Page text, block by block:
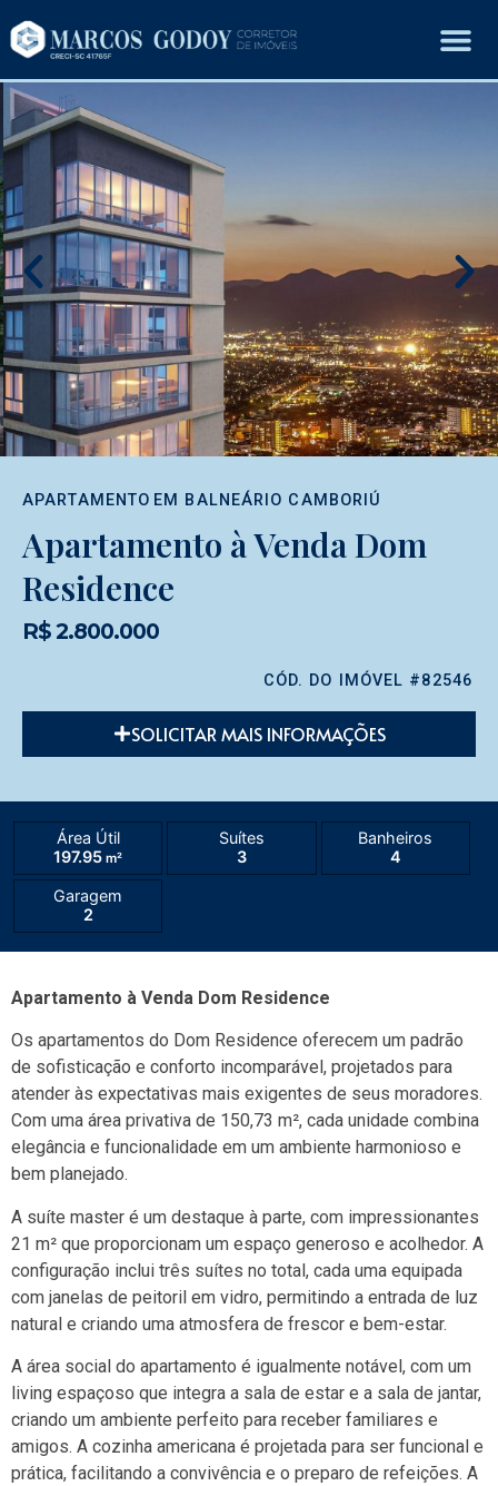
APARTAMENTO EM BALNEÁRIO CAMBORIÚ
Apartamento à Venda Dom
Residence
R$ 2.800.000
CÓD. DO IMÓVEL #82546
SOLICITAR MAIS INFORMAÇÕES
Área Útil
197.95 m²
Suítes
3
Banheiros
4
Garagem
2
Apartamento à Venda Dom Residence
Os apartamentos do Dom Residence oferecem um padrão
de sofisticação e conforto incomparável, projetados para
atender às expectativas mais exigentes de seus moradores.
Com uma área privativa de 150,73 m², cada unidade combina
elegância e funcionalidade em um ambiente harmonioso e
bem planejado.
A suíte master é um destaque à parte, com impressionantes
21 m² que proporcionam um espaço generoso e acolhedor. A
configuração inclui três suítes no total, cada uma equipada
com janelas de peitoril em vidro, permitindo a entrada de luz
natural e criando uma atmosfera de frescor e bem-estar.
A área social do apartamento é igualmente notável, com um
living espaçoso que integra a sala de estar e a sala de jantar,
criando um ambiente perfeito para receber familiares e
amigos. A cozinha americana é projetada para ser funcional e
prática, facilitando a convivência e o preparo de refeições. A